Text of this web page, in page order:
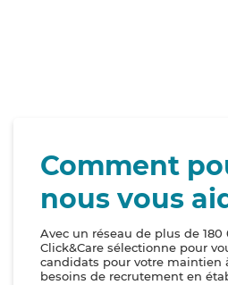
Comment
nous vous
Avec un réseau de plus de
Click&Care sélectionne pour
candidats pour votre maintien
besoins de recrutement en